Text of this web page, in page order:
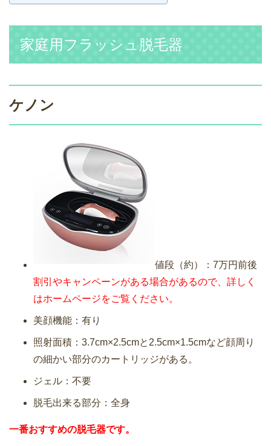
家庭用フラッシュ脱毛器
ケノン
値段（約）：7万円前後
割引やキャンペーンがある場合があるので、詳しく
はホームページをご覧ください。
美顔機能：有り
照射面積：3.7cm×2.5cmと2.5cm×1.5cmなど顔周り
の細かい部分のカートリッジがある。
ジェル：不要
脱毛出来る部分：全身
一番おすすめの脱毛器です。